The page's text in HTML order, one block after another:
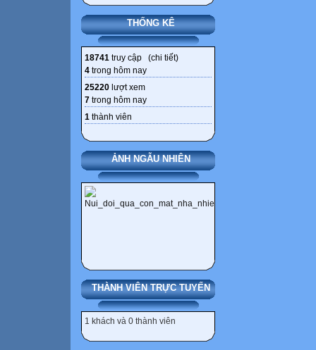
THỐNG KÊ
18741 truy cập (chi tiết)
4 trong hôm nay
25220 lượt xem
7 trong hôm nay
1 thành viên
ẢNH NGẪU NHIÊN
THÀNH VIÊN TRỰC TUYẾN
1 khách và 0 thành viên